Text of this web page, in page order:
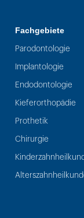
Fachgebiete
Parodontologie
Implantologie
Endodontologie
Kieferorthopädie
Prothetik
Chirurgie